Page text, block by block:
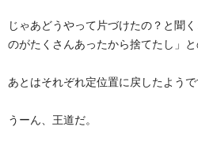
じゃあどうやって片づけたの？と聞
のがたくさんあったから捨てたし」と
あとはそれぞれ定位置に戻したようで
うーん、王道だ。